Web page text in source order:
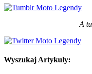
A
Wyszukaj Artykuły: